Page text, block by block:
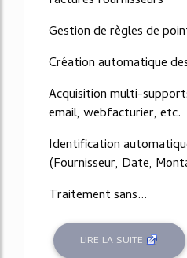
Gestion de règles de
Création automatique
Acquisition multi-
email, webfacturier, etc.
Identification
(Fournisseur, Date,
Traitement sans...
LIRE LA SUITE